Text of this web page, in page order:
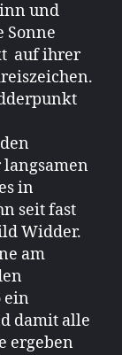
und
Sonne
auf ihrer
in
seit fast
Widder.
am
ein
damit alle
ergeben